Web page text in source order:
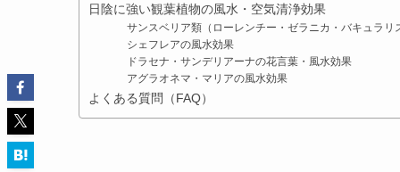
日陰に強い観葉植物の風水・空気清浄効果
サンスベリア類（ローレンチー・ゼラニカ・バキュラリ
シェフレアの風水効果
ドラセナ・サンデリアーナの花言葉・風水効果
アグラオネマ・マリアの風水効果
よくある質問（FAQ）